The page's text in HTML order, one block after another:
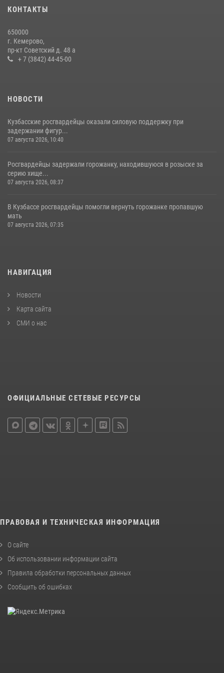
КОНТАКТЫ
650000
г. Кемерово,
пр-кт Советский д. 48 а
+ 7 (3842) 44-45-00
НОВОСТИ
Кузбасские росгвардейцы оказали силовую поддержку при
задержании фигур...
07 августа 2026, 10:40
Росгвардейцы задержали горожанку, находившуюся в розыске за
серию хище...
07 августа 2026, 08:37
В Кузбассе росгвардейцы помогли вернуть горожанке пропавшую
мать
07 августа 2026, 07:35
НАВИГАЦИЯ
Новости
Карта сайта
СМИ о нас
ОФИЦИАЛЬНЫЕ СЕТЕВЫЕ РЕСУРСЫ
ПРАВОВАЯ И ТЕХНИЧЕСКАЯ ИНФОРМАЦИЯ
О сайте
Об использовании информации сайта
Правила обработки персональных данных
Сообщить об ошибках